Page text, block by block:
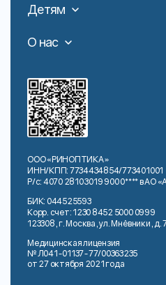
О нас
Детям
ООО «РИНОПТИКА»
ИНН/КПП: 7734434854/773401001
Р/с: 4070 2810 3019 900 0**** в АО
БИК: 044525593
Корр. счет: 1230 8452 5000 0999
123308, г. Москва, ул. Мнёвники, д.
Медицинская лицензия
№ Л041-01137-77/00363235
от 27 октября 2021 года